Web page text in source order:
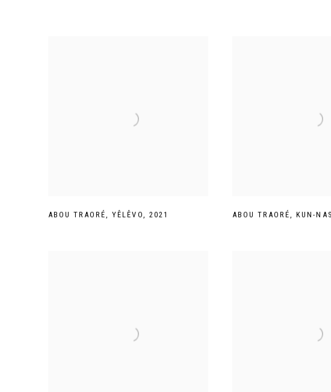
ABOU TRAORÉ,YÊLÊVO, 2021 ABOU TRAORÉ,KUN-